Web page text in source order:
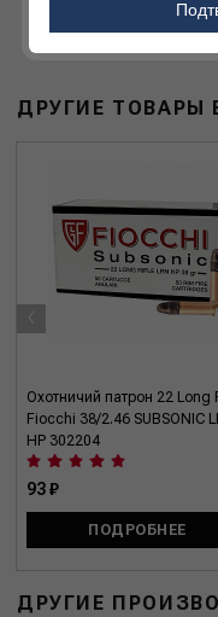
ДРУГИЕ ТОВАРЫ
Охотничий патрон 22 Long
Fiocchi 38/2.46 SUBSONIC
HP 302204
93 ₽
ПОДРОБНЕЕ
‹
ДРУГИЕ